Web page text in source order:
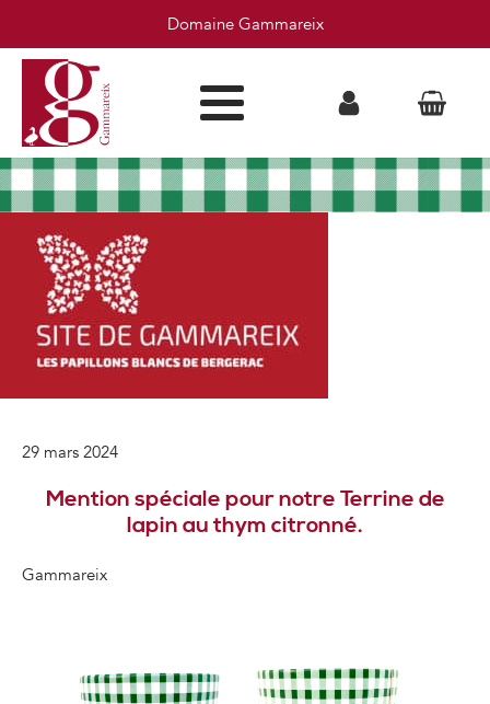
Domaine Gammareix
29 mars 2024
Mention spéciale pour notre Terrine de
lapin au thym citronné.
Gammareix